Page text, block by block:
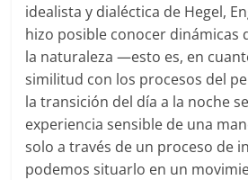
idealista y dialéctica de Hegel,
hizo posible conocer dinámicas
la naturaleza —esto es, en
similitud con los procesos del
la transición del día a la noche
experiencia sensible de una
solo a través de un proceso de
podemos situarlo en un